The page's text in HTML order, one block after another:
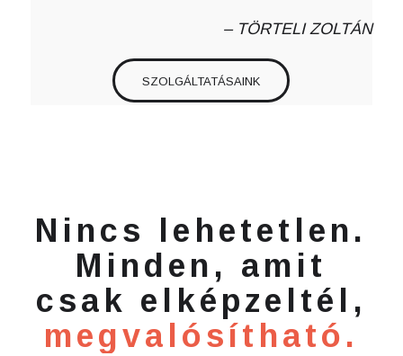
– TÖRTELI ZOLTÁN
SZOLGÁLTATÁSAINK
Nincs lehetetlen.
Minden, amit
csak elképzeltél,
megvalósítható.